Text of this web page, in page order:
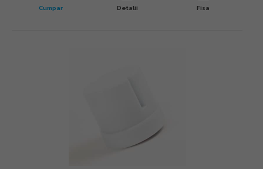
Cumpar Detalii Fisa